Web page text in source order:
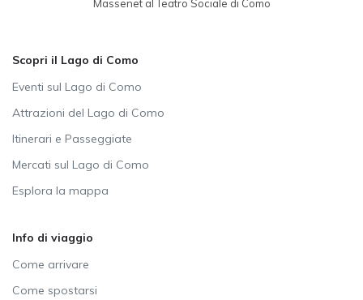
Massenet al Teatro Sociale di Como
Scopri il Lago di Como
Eventi sul Lago di Como
Attrazioni del Lago di Como
Itinerari e Passeggiate
Mercati sul Lago di Como
Esplora la mappa
Info di viaggio
Come arrivare
Come spostarsi